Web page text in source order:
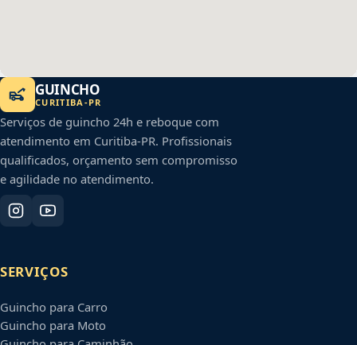
GUINCHO
CURITIBA -PR
Serviços de guincho 24h e reboque com
atendimento em Curitiba-PR. Profissionais
qualificados, orçamento sem compromisso
e agilidade no atendimento.
SERVIÇOS
Guincho para Carro
Guincho para Moto